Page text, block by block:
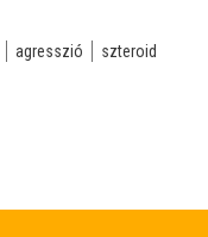
agresszió szteroid